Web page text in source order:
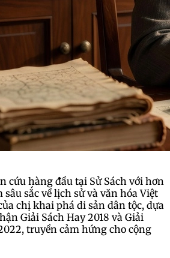
cứu hàng đầu tại Sử Sách với hơn
sắc về lịch sử và văn hóa Việt
chị khai phá di sản dân tộc, dựa
Giải Sách Hay 2018 và Giải
truyền cảm hứng cho cộng